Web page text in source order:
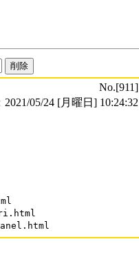
No.[911]
05/24 [月曜日] 10:24:32